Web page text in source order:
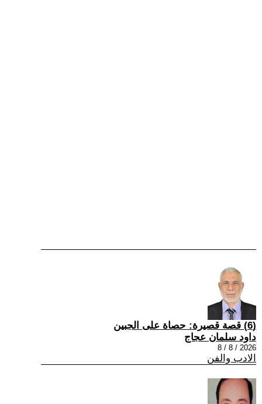
(6) قصة قصيرة: حصاة على الجبين
داود سلمان عجاج
2026 / 8 / 8
الادب والفن